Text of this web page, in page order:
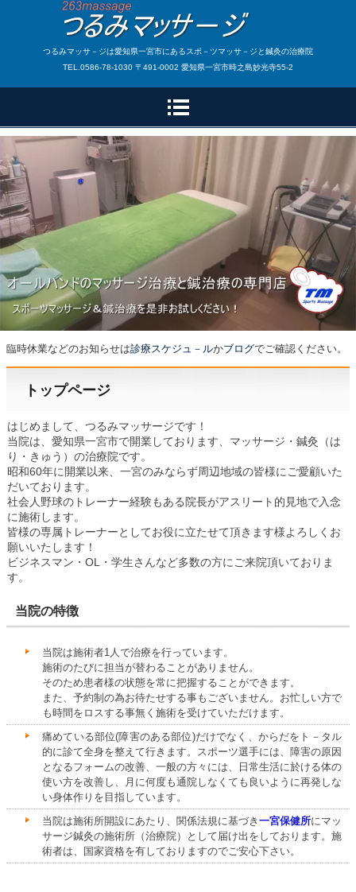
つるみマッサ－ジは愛知県一宮市にあるスポ－ツマッサ－ジと鍼灸の治療院
TEL.0586-78-1030 〒491-0002 愛知県一宮市時之島妙光寺55-2
臨時休業などのお知らせは診療スケジュ－ルかブログでご確認ください。
トップページ
はじめまして、つるみマッサージです！
当院は、愛知県一宮市で開業しております、マッサージ・鍼灸（は
り・きゅう）の治療院です。
昭和60年に開業以来、一宮のみならず周辺地域の皆様にご愛顧いた
だいております。
社会人野球のトレーナー経験もある院長がアスリート的見地で入念
に施術します。
皆様の専属トレーナーとしてお役に立たせて頂きます様よろしくお
願いいたします！
ビジネスマン・OL・学生さんなど多数の方にご来院頂いておりま
す。
当院の特徴
当院は施術者1人で治療を行っています。
施術のたびに担当が替わることがありません。
そのため患者様の状態を常に把握することができます。
また、予約制の為お待たせする事もございません。お忙しい方で
も時間をロスする事無く施術を受けていただけます。
痛めている部位(障害のある部位)だけでなく、からだをト－タル
的に診て全身を整えて行きます。スポーツ選手には、障害の原因
となるフォームの改善、一般の方々には、日常生活に於ける体の
使い方を改善し、月に何度も通院しなくても良いように再発しな
い身体作りを目指しています。
当院は施術所開設にあたり、関係法規に基づき 一宮保健所にマッ
サージ鍼灸の施術所（治療院）として届け出をしております。施
術者は、国家資格を有しておりますのでご安心下さい。